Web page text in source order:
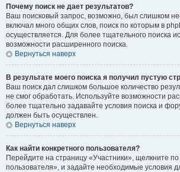
Почему поиск не дает результатов?
Ваш поисковый запрос, возможно, был слишком
включал много общих слов, поиск по которым в
осуществляется. Для более тщательного поиска
возможности расширенного поиска.
Вернуться наверх
В результате моего поиска я получил пустую
Ваш поиск дал слишком большое количество
не смог обработать. Используйте возможности
более тщательно задавайте условия поиска и
должен быть осуществлен.
Вернуться наверх
Как найти конкретного пользователя?
Перейдите на страницу «Участники», щелкните
пользователя», и задайте необходимые условия